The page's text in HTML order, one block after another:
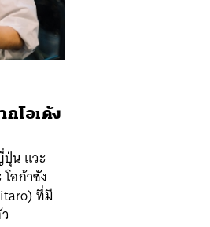
กโอเด้ง
น แวะ
อก้าซัง
ที่มี